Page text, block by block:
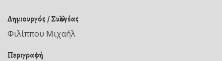
Δημιουργός / Συλλογέας
Φιλίππου Μιχαήλ
Περιγραφή